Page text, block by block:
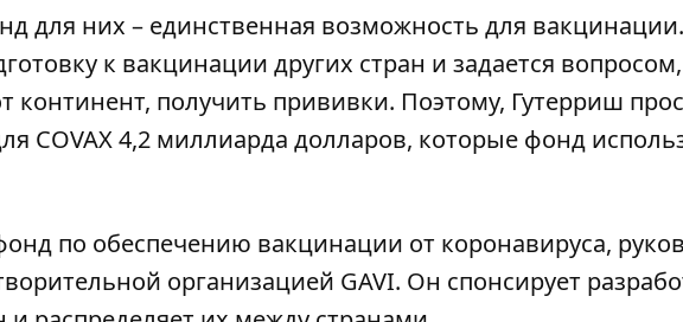
для них – единственная возможность для
к вакцинации других стран и задается
получить прививки. Поэтому, Гутерриш
COVAX 4,2 миллиарда долларов, которые фонд
по обеспечению вакцинации от коронавируса,
организацией GAVI. Он спонсирует